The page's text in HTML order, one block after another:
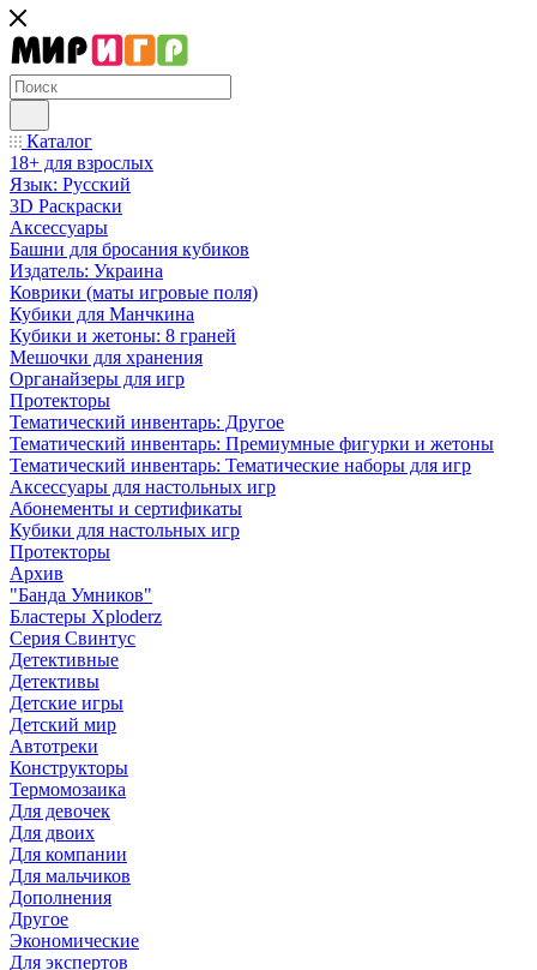
Каталог
18+ для взрослых
Язык: Русский
3D Раскраски
Аксессуары
Башни для бросания кубиков
Издатель: Украина
Коврики (маты игровые поля)
Кубики для Манчкина
Кубики и жетоны: 8 граней
Мешочки для хранения
Органайзеры для игр
Протекторы
Тематический инвентарь: Другое
Тематический инвентарь: Премиумные фигурки и жетоны
Тематический инвентарь: Тематические наборы для игр
Аксессуары для настольных игр
Абонементы и сертификаты
Кубики для настольных игр
Протекторы
Архив
"Банда Умников"
Бластеры Xploderz
Cерия Свинтус
Детективные
Детективы
Детские игры
Детский мир
Автотреки
Конструкторы
Термомозаика
Для девочек
Для двоих
Для компании
Для мальчиков
Дополнения
Другое
Экономические
Для экспертов